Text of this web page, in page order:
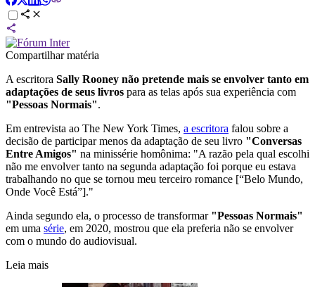
Compartilhar matéria
A escritora Sally Rooney não pretende mais se envolver tanto em
adaptações de seus livros para as telas após sua experiência com
"Pessoas Normais".
Em entrevista ao The New York Times, a escritora falou sobre a
decisão de participar menos da adaptação de seu livro "Conversas
Entre Amigos" na minissérie homônima: "A razão pela qual escolhi
não me envolver tanto na segunda adaptação foi porque eu estava
trabalhando no que se tornou meu terceiro romance [“Belo Mundo,
Onde Você Está”]."
Ainda segundo ela, o processo de transformar "Pessoas Normais"
em uma série, em 2020, mostrou que ela preferia não se envolver
com o mundo do audiovisual.
Leia mais